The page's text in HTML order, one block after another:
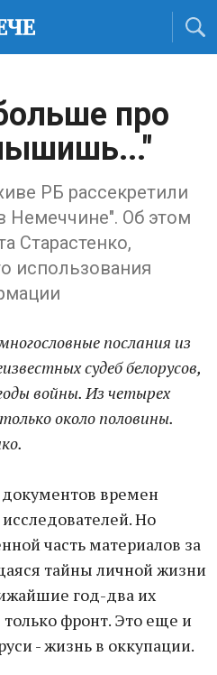
про
РБ рассекретили
Немеччине". Об этом
Старастенко,
использования
послания из
судеб белорусов,
войны. Из четырех
около половины.
времен
Но
часть материалов за
тайны личной жизни
год-два их
только фронт. Это еще и
- жизнь в оккупации.